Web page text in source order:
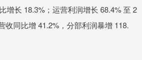
增长 18.3%；运营利润增长 68.4% 至 2
收同比增 41.2%，分部利润暴增 118.